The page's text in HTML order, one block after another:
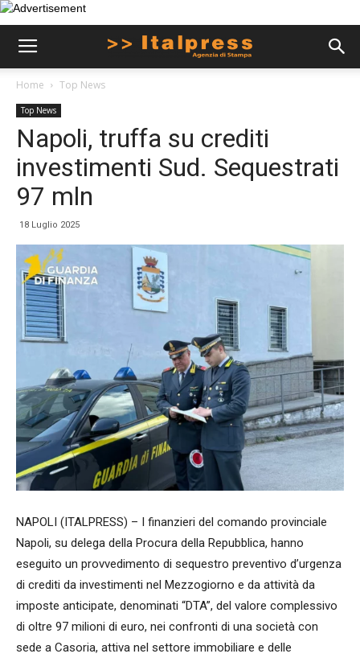
Home Top News
Top News
Napoli, truffa su crediti
investimenti Sud. Sequestrati
97 mln
18 Luglio 2025
NAPOLI (ITALPRESS) – I finanzieri del comando provinciale
Napoli, su delega della Procura della Repubblica, hanno
eseguito un provvedimento di sequestro preventivo d’urgenza
di crediti da investimenti nel Mezzogiorno e da attività da
imposte anticipate, denominati “DTA”, del valore complessivo
di oltre 97 milioni di euro, nei confronti di una società con
sede a Casoria, attiva nel settore immobiliare e delle